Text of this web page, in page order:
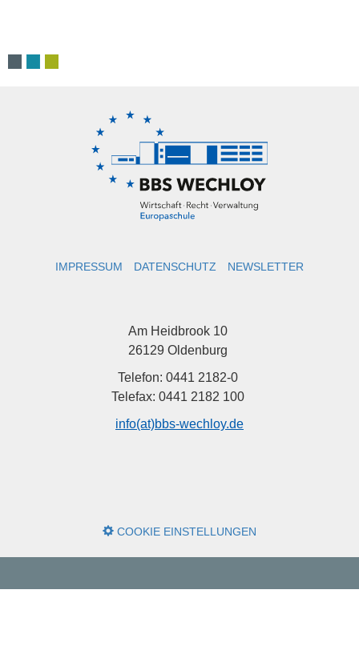
IMPRESSUM DATENSCHUTZ NEWSLETTER
Am Heidbrook 10
26129 Oldenburg
Telefon: 0441 2182-0
Telefax: 0441 2182 100
info(at)bbs-wechloy.de
COOKIE EINSTELLUNGEN